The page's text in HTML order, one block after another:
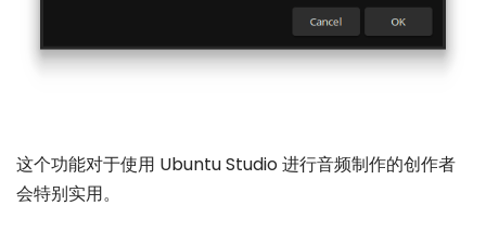
这个功能对于使用 Ubuntu Studio 进行音频制作的创作者
会特别实用。